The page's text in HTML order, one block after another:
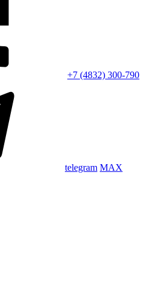
+7 (4832) 300-790
telegram MAX